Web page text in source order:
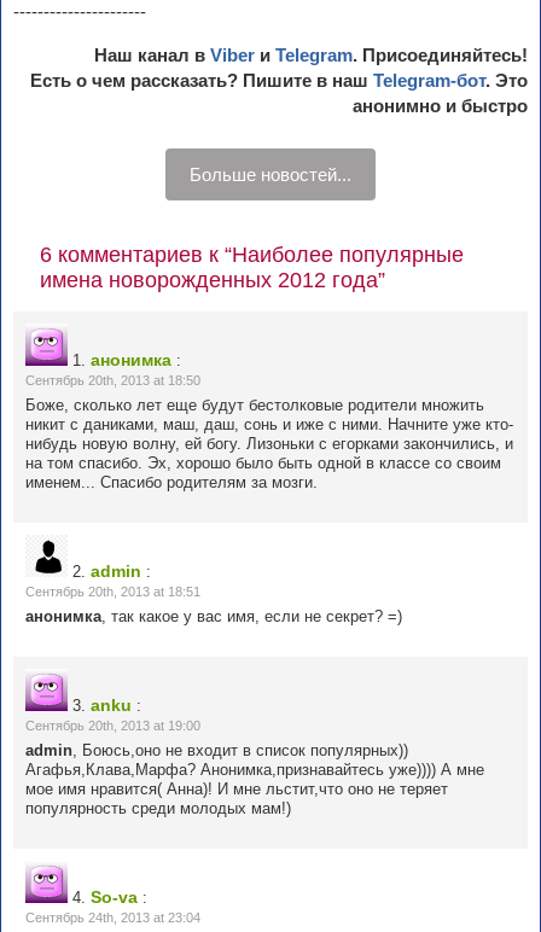
----------------------
Наш канал в Viber и Telegram. Присоединяйтесь!
Есть о чем рассказать? Пишите в наш Telegram-бот. Это
анонимно и быстро
Больше новостей...
6 комментариев к “Наиболее популярные
имена новорожденных 2012 года”
1. анонимка :
Сентябрь 20th, 2013 at 18:50
Боже, сколько лет еще будут бестолковые родители множить
никит с даниками, маш, даш, сонь и иже с ними. Начните уже кто-
нибудь новую волну, ей богу. Лизоньки с егорками закончились, и
на том спасибо. Эх, хорошо было быть одной в классе со своим
именем... Спасибо родителям за мозги.
2. admin :
Сентябрь 20th, 2013 at 18:51
анонимка, так какое у вас имя, если не секрет? =)
3. anku :
Сентябрь 20th, 2013 at 19:00
admin, Боюсь,оно не входит в список популярных))
Агафья,Клава,Марфа? Анонимка,признавайтесь уже)))) А мне
мое имя нравится( Анна)! И мне льстит,что оно не теряет
популярность среди молодых мам!)
4. So-va :
Сентябрь 24th, 2013 at 23:04